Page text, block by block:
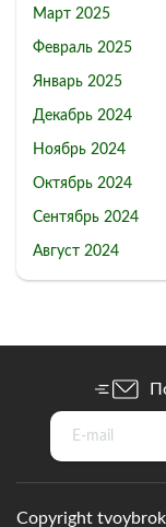
Март 2025
Февраль 2025
Январь 2025
Декабрь 2024
Ноябрь 2024
Октябрь 2024
Сентябрь 2024
Август 2024
Copyright